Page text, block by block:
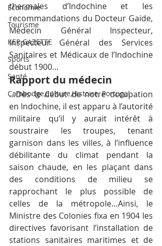
Economie
Tourisme
KEP GAZETTE
Sports
Santé
Cambodge,Culture,Histoire, Portugal
thermales d’Indochine et les
recommandations du Docteur Gaide,
Médecin Général Inspecteur,
Inspecteur Général des Services
Sanitaires et Médicaux de l’Indochine
début 1900…
Rapport du médecin
…Dès le début de notre occupation
en Indochine, il est apparu à l’autorité
militaire qu’il y aurait intérêt à
soustraire les troupes, tenant
garnison dans les villes, à l’influence
débilitante du climat pendant la
saison chaude, en les plaçant dans
des conditions de milieu se
rapprochant le plus possible de
celles de la métropole…Ainsi, le
Ministre des Colonies fixa en 1904 les
directives favorisant l’installation de
stations sanitaires maritimes et de